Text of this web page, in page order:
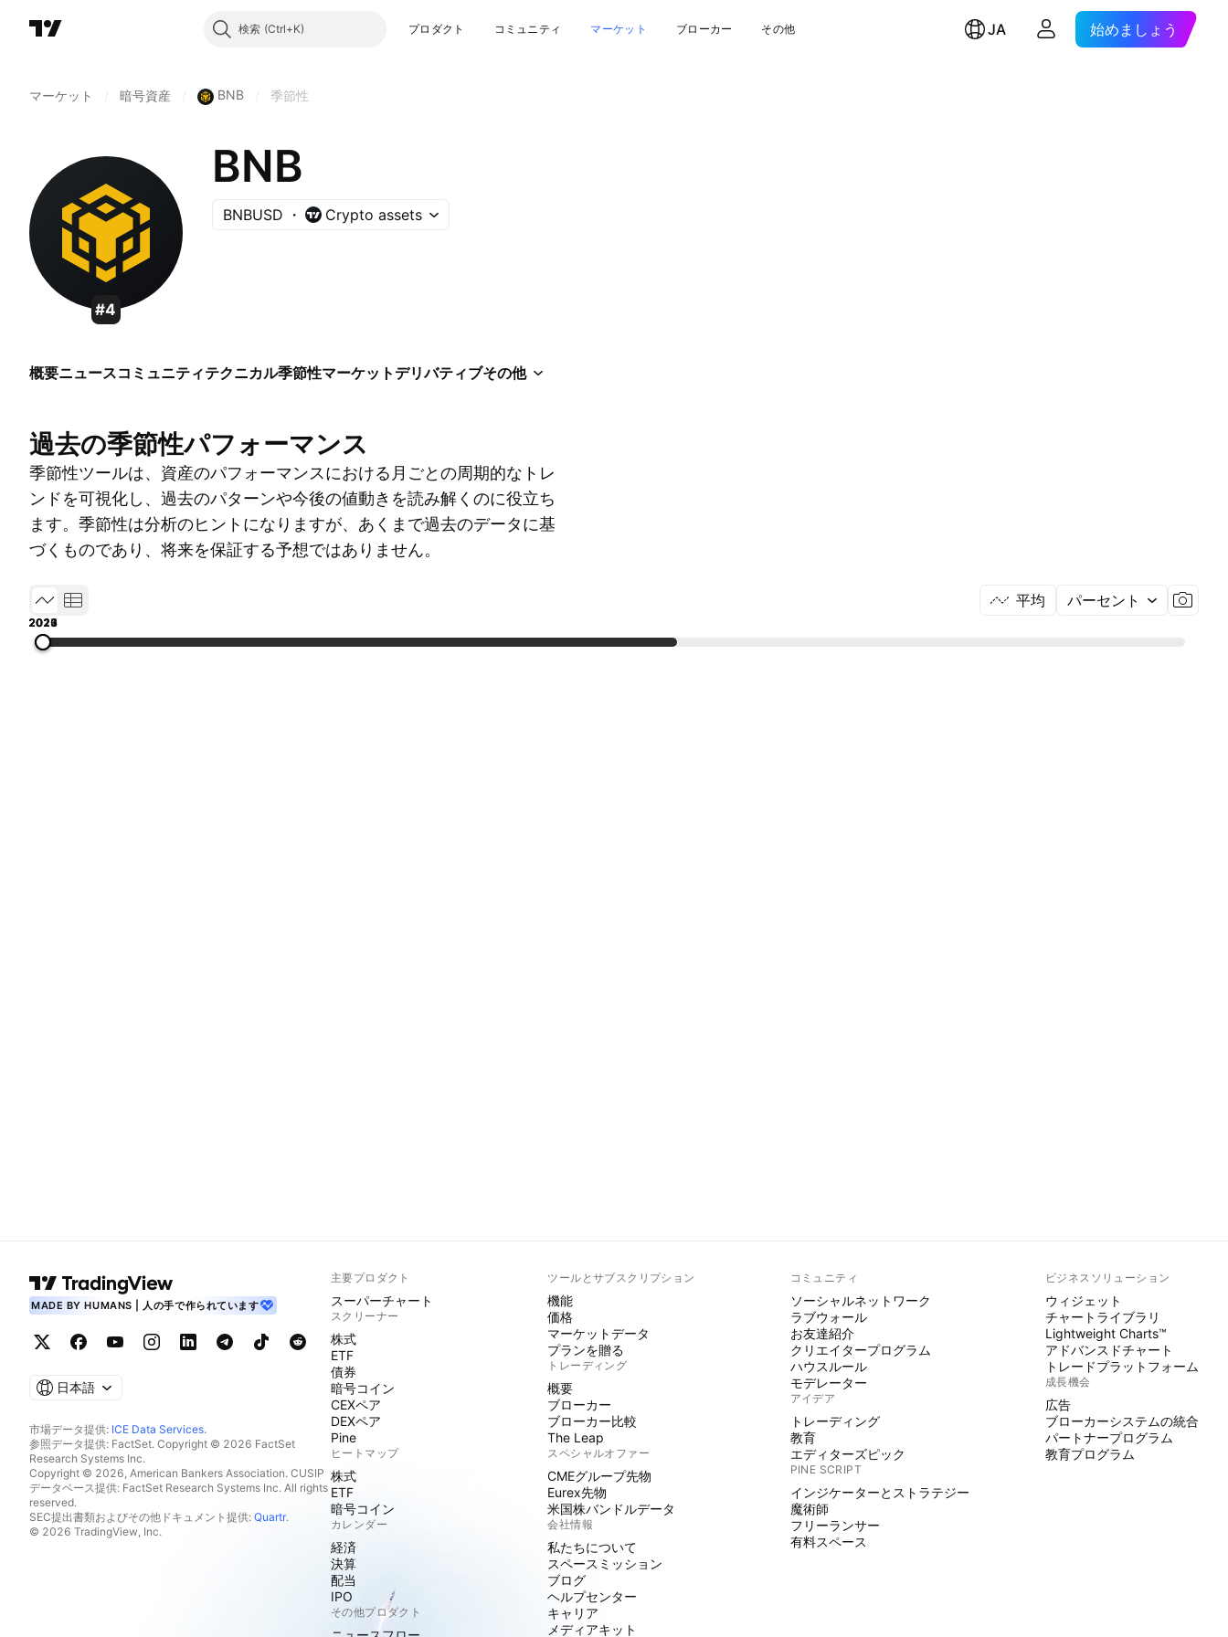
検索 プロダクト コミュニティ マーケット ブローカー その他 JA 始めましょう
マーケット 暗号資産 BNB 季節性
#4
BNB
BNBUSD Crypto assets
概要ニュースコミュニティテクニカル季節性マーケット デリバティブその他
過去の季節性パフォーマンス
季節性ツールは、資産のパフォーマンスにおける月ごとの周期的なトレ
ンドを可視化し、過去のパターンや今後の値動きを読み解くのに役立ち
ます。季節性は分析のヒントになりますが、あくまで過去のデータに基
づくものであり、将来を保証する予想ではありません。
平均 パーセント
2017
2019
2021
2023
2026
MADE BY HUMANS | 人の手で作られています
日本語
市場データ提供: ICE Data Services.
参照データ提供: FactSet. Copyright © 2026 FactSet
Research Systems Inc.
Copyright © 2026, American Bankers Association. CUSIP
データベース提供: FactSet Research Systems Inc. All rights
reserved.
SEC提出書類およびその他ドキュメント提供: Quartr.
© 2026 TradingView, Inc.
主要プロダクト
スーパーチャート
スクリーナー
株式
ETF
債券
暗号コイン
CEXペア
DEXペア
Pine
ヒートマップ
株式
ETF
暗号コイン
カレンダー
経済
決算
配当
IPO
その他プロダクト
ツールとサブスクリプション
機能
価格
マーケットデータ
プランを贈る
トレーディング
概要
ブローカー
ブローカー比較
The Leap
スペシャルオファー
CMEグループ先物
Eurex先物
米国株バンドルデータ
会社情報
私たちについて
スペースミッション
ブログ
ヘルプセンター
キャリア
メディアキット
コミュニティ
ソーシャルネットワーク
ラブウォール
お友達紹介
クリエイタープログラム
ハウスルール
モデレーター
アイデア
トレーディング
教育
エディターズピック
PINE SCRIPT
インジケーターとストラテジー
魔術師
フリーランサー
有料スペース
ビジネスソリューション
ウィジェット
チャートライブラリ
Lightweight Charts™
アドバンスドチャート
トレードプラットフォーム
成長機会
広告
ブローカーシステムの統合
パートナープログラム
教育プログラム